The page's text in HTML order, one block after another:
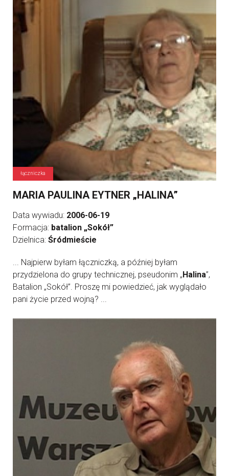
łączniczka
MARIA PAULINA EYTNER „HALINA”
Data wywiadu: 2006-06-19
Formacja: batalion „Sokół”
Dzielnica: Śródmieście
... Najpierw byłam łączniczką, a później byłam
przydzielona do grupy technicznej, pseudonim „Halina”,
Batalion „Sokół”. Proszę mi powiedzieć, jak wyglądało
pani życie przed wojną? ...